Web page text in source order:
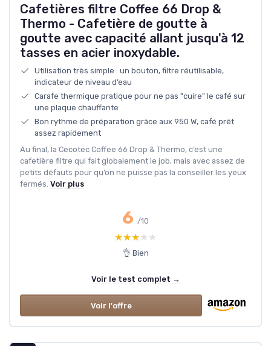
Cafetières filtre Coffee 66 Drop &
Thermo - Cafetière de goutte à
goutte avec capacité allant jusqu'à 12
tasses en acier inoxydable.
Utilisation très simple : un bouton, filtre réutilisable,
indicateur de niveau d’eau
Carafe thermique pratique pour ne pas "cuire" le café sur
une plaque chauffante
Bon rythme de préparation grâce aux 950 W, café prêt
assez rapidement
Au final, la Cecotec Coffee 66 Drop & Thermo, c’est une
cafetière filtre qui fait globalement le job, mais avec assez de
petits défauts pour qu’on ne puisse pas la conseiller les yeux
fermés. Voir plus
6 /10
★★★★★
★★★★★
👌 Bien
Voir le test complet →
Voir l'offre